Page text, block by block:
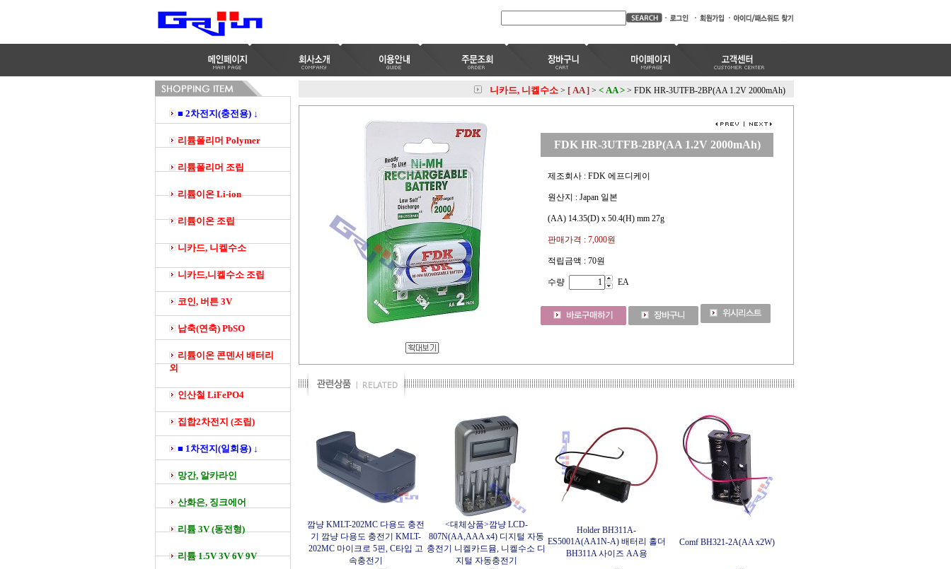
■ 2차전지(충전용) ↓
리튬폴리머 Polymer
리튬폴리머 조립
리튬이온 Li-ion
리튬이온 조립
니카드, 니켈수소
니카드,니켈수소 조립
코인, 버튼 3V
납축(연축) PbSO
리튬이온 콘덴서 배터리
외
인산철 LiFePO4
집합2차전지 (조립)
■ 1차전지(일회용) ↓
망간, 알카라인
산화은, 징크에어
리튬 3V (동전형)
리튬 1.5V 3V 6V 9V
니카드, 니켈수소 > [ AA ] > < AA > > FDK HR-3UTFB-2BP(AA 1.2V 2000mAh)
FDK HR-3UTFB-2BP(AA 1.2V 2000mAh)
제조회사 : FDK 에프디케이
원산지 : Japan 일본
(AA) 14.35(D) x 50.4(H) mm 27g
판매가격 : 7,000원
적립금액 : 70원
수량 EA
깜냥 KMLT-202MC 다용도 충전
기 깜냥 다용도 충전기 KMLT-
202MC 마이크로 5핀, C타입 고
속충전기
<대체상품>깜냥 LCD-
807N(AA,AAA x4) 디지털 자동
충전기 니켈카드뮴, 니켈수소 디
지털 자동충전기
Holder BH311A-
ES5001A(AA1N-A) 배터리 홀더
BH311A 사이즈 AA용
Comf BH321-2A(AA x2W)